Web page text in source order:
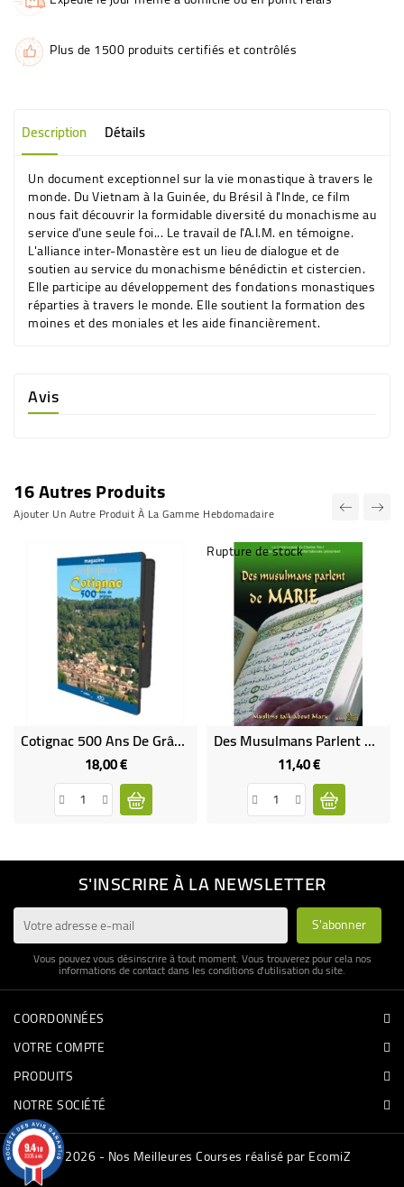
Plus de 1500 produits certifiés et contrôlés
Description Détails
Un document exceptionnel sur la vie monastique à travers le
monde. Du Vietnam à la Guinée, du Brésil à l'Inde, ce film
nous fait découvrir la formidable diversité du monachisme au
service d'une seule foi... Le travail de l'A.I.M. en témoigne.
L'alliance inter-Monastère est un lieu de dialogue et de
soutien au service du monachisme bénédictin et cistercien.
Elle participe au développement des fondations monastiques
réparties à travers le monde. Elle soutient la formation des
moines et des moniales et les aide financièrement.
Avis
16 Autres Produits
Ajouter Un Autre Produit À La Gamme Hebdomadaire
Cotignac 500 Ans De Grâces
18,00 €Prix
Rupture de stock
Des Musulmans Parlent De Marie
11,40 €Prix
S'INSCRIRE À LA NEWSLETTER
Vous pouvez vous désinscrire à tout moment. Vous trouverez pour cela nos
informations de contact dans les conditions d'utilisation du site.
COORDONNÉES
VOTRE COMPTE
PRODUITS
NOTRE SOCIÉTÉ
© 2026 - Nos Meilleures Courses réalisé par EcomiZ
9.4/10
3335 avis